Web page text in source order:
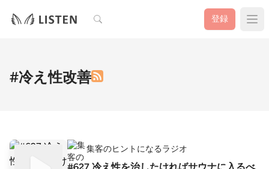
検索 登録
#冷え性改善
集客のヒントになるラジオ